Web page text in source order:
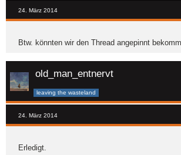
24. März 2014
Btw. könnten wir den Thread angepinnt
old_man_entnervt
leaving the wasteland
24. März 2014
Erledigt.